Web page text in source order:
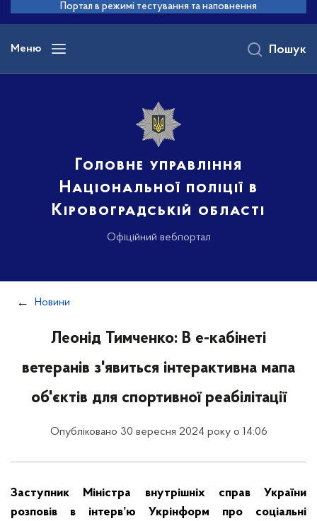
основного
вмісту
Портал в режимі тестування та наповнення
Меню
Головне управління
Національної поліції в
Кіровоградській області
Офіційний вебпортал
Пошук
Новини
Леонід Тимченко: В е-кабінеті
ветеранів з'явиться інтерактивна мапа
об'єктів для спортивної реабілітації
Опубліковано 30 вересня 2024 року о 14:06
Заступник Міністра внутрішніх справ України
розповів в інтерв’ю Укрінформ про соціальні